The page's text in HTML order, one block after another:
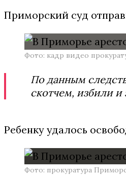
Приморский суд
Фото: кадр видео
По данным
скотчем, избили и
Ребенку удалось
Фото: прокуратура